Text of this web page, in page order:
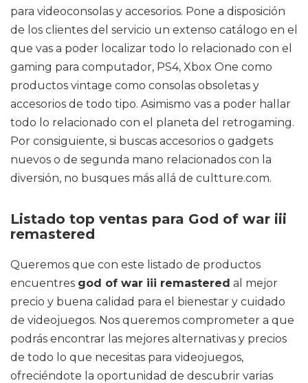
para videoconsolas y accesorios. Pone a disposición
de los clientes del servicio un extenso catálogo en el
que vas a poder localizar todo lo relacionado con el
gaming para computador, PS4, Xbox One como
productos vintage como consolas obsoletas y
accesorios de todo tipo. Asimismo vas a poder hallar
todo lo relacionado con el planeta del retrogaming.
Por consiguiente, si buscas accesorios o gadgets
nuevos o de segunda mano relacionados con la
diversión, no busques más allá de cultture.com.
Listado top ventas para God of war iii
remastered
Queremos que con este listado de productos
encuentres god of war iii remastered al mejor
precio y buena calidad para el bienestar y cuidado
de videojuegos. Nos queremos comprometer a que
podrás encontrar las mejores alternativas y precios
de todo lo que necesitas para videojuegos,
ofreciéndote la oportunidad de descubrir varias